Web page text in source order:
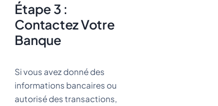
Étape 3 :
Contactez Votre
Banque
Si vous avez donné des
informations bancaires ou
autorisé des transactions,